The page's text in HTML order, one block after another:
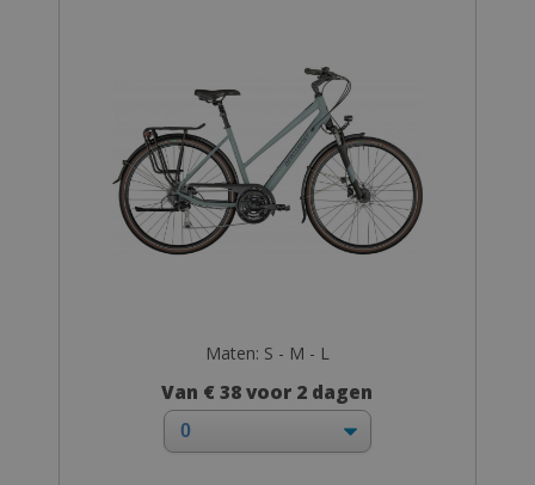
Maten: S - M - L
Van € 38 voor 2 dagen